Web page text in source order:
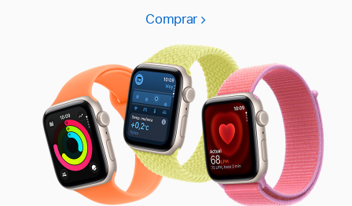
ComprarApple
SE
3